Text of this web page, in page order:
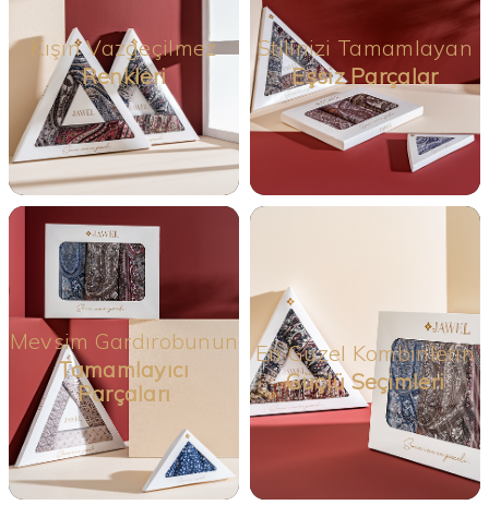
Kışın Vazgeçilmez
Renkleri
Stilinizi Tamamlayan
Eşsiz Parçalar
Mevsim Gardırobunun
Tamamlayıcı
Parçaları
En Güzel Kombinlerin
Güçlü Seçimleri